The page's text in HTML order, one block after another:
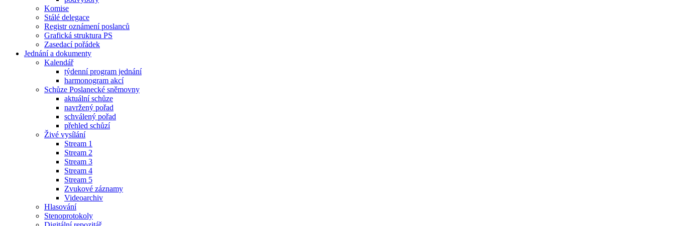
Komise
Stálé delegace
Registr oznámení poslanců
Grafická struktura PS
Zasedací pořádek
Jednání a dokumenty
Kalendář
týdenní program jednání
harmonogram akcí
Schůze Poslanecké sněmovny
aktuální schůze
navržený pořad
schválený pořad
přehled schůzí
Živé vysílání
Stream 1
Stream 2
Stream 3
Stream 4
Stream 5
Zvukové záznamy
Videoarchiv
Hlasování
Stenoprotokoly